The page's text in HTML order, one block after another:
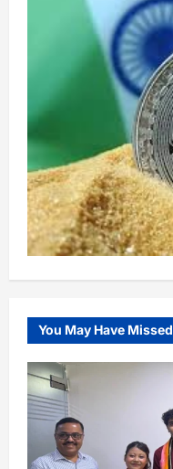
You May Have Missed